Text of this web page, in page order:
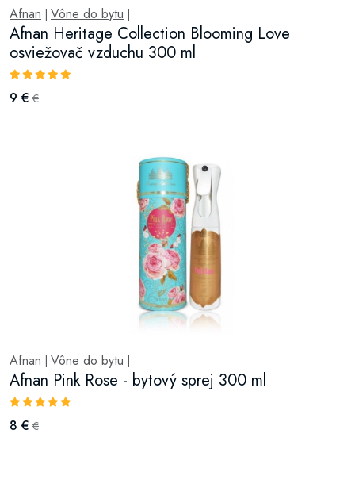
Afnan Vône do bytu
Afnan Heritage Collection Blooming Love
osviežovač vzduchu 300 ml
9 € €
Afnan Vône do bytu
Afnan Pink Rose - bytový sprej 300 ml
8 € €